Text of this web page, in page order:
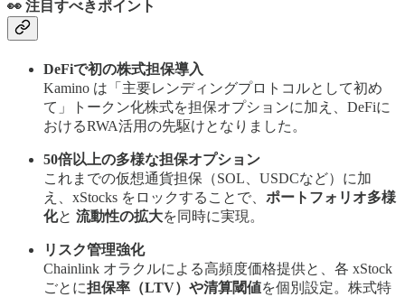
👀 注目すべきポイント
DeFiで初の株式担保導入
Kamino は「主要レンディングプロトコルとして初め
て」トークン化株式を担保オプションに加え、DeFiに
おけるRWA活用の先駆けとなりました。
50倍以上の多様な担保オプション
これまでの仮想通貨担保（SOL、USDCなど）に加
え、xStocks をロックすることで、 ポートフォリオ多様
化と 流動性の拡大を同時に実現。
リスク管理強化
Chainlink オラクルによる高頻度価格提供と、各 xStock
ごとに担保率（LTV）や清算閾値を個別設定。株式特